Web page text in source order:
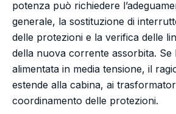
potenza può richiedere
generale, la sostituzione di
delle protezioni e la verifica delle
della nuova corrente assorbita. Se
alimentata in media tensione, il
estende alla cabina, ai
coordinamento delle protezioni.